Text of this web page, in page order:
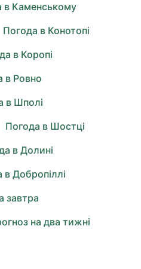
в Каменському
Погода в Конотопі
в Коропі
в Ровно
в Шполі
Погода в Шостці
в Долині
в Добропіллі
завтра
на два тижні